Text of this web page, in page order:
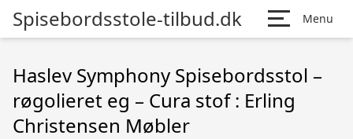
Spisebordsstole-tilbud.dk Menu
Haslev Symphony Spisebordsstol –
røgolieret eg – Cura stof : Erling
Christensen Møbler